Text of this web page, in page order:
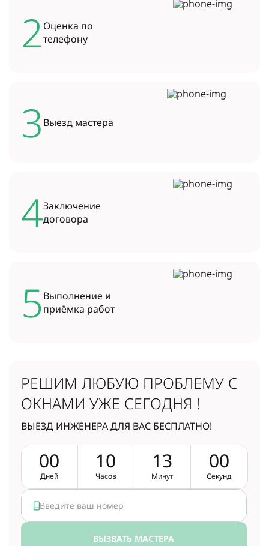
2 Оценка по
телефону
3 Выезд мастера
4Заключение
договора
5Выполнение и
приёмка работ
РЕШИМ ЛЮБУЮ ПРОБЛЕМУ С
ОКНАМИ УЖЕ СЕГОДНЯ !
ВЫЕЗД ИНЖЕНЕРА ДЛЯ ВАС БЕСПЛАТНО!
00
Дней
10
Часов
12
Минут
59
Секунд
ВЫЗВАТЬ МАСТЕРА